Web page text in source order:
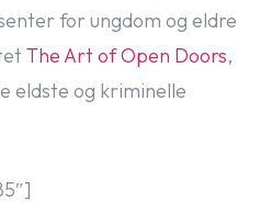
for ungdom og eldre
The Art of Open Doors,
eldste og kriminelle